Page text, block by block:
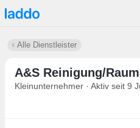
Alle Dienstleister
A&S Reinigung/
Kleinunternehmer · Aktiv seit 9